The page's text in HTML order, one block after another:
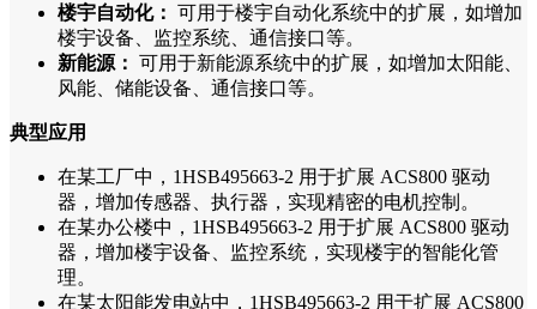
楼宇自动化： 可用于楼宇自动化系统中的扩展，如增加
楼宇设备、监控系统、通信接口等。
新能源： 可用于新能源系统中的扩展，如增加太阳能、
风能、储能设备、通信接口等。
典型应用
在某工厂中，1HSB495663-2 用于扩展 ACS800 驱动
器，增加传感器、执行器，实现精密的电机控制。
在某办公楼中，1HSB495663-2 用于扩展 ACS800 驱动
器，增加楼宇设备、监控系统，实现楼宇的智能化管
理。
在某太阳能发电站中，1HSB495663-2 用于扩展 ACS800